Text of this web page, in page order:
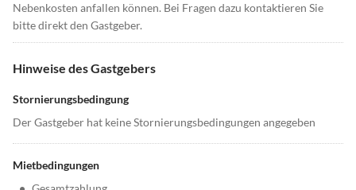
Nebenkosten anfallen können. Bei Fragen dazu kontaktieren Sie
bitte direkt den Gastgeber.
Hinweise des Gastgebers
Stornierungsbedingung
Der Gastgeber hat keine Stornierungsbedingungen angegeben
Mietbedingungen